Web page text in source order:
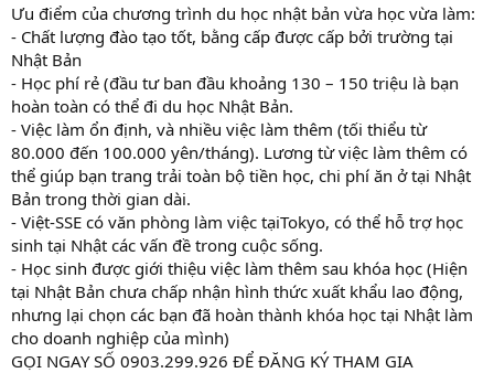
Ưu điểm của chương trình du học nhật bản vừa học vừa làm:
- Chất lượng đào tạo tốt, bằng cấp được cấp bởi trường tại
Nhật Bản
- Học phí rẻ (đầu tư ban đầu khoảng 130 – 150 triệu là bạn
hoàn toàn có thể đi du học Nhật Bản.
- Việc làm ổn định, và nhiều việc làm thêm (tối thiểu từ
80.000 đến 100.000 yên/tháng). Lương từ việc làm thêm có
thể giúp bạn trang trải toàn bộ tiền học, chi phí ăn ở tại Nhật
Bản trong thời gian dài.
- Việt-SSE có văn phòng làm việc tạiTokyo, có thể hỗ trợ học
sinh tại Nhật các vấn đề trong cuộc sống.
- Học sinh được giới thiệu việc làm thêm sau khóa học (Hiện
tại Nhật Bản chưa chấp nhận hình thức xuất khẩu lao động,
nhưng lại chọn các bạn đã hoàn thành khóa học tại Nhật làm
cho doanh nghiệp của mình)
GỌI NGAY SỐ 0903.299.926 ĐỂ ĐĂNG KÝ THAM GIA